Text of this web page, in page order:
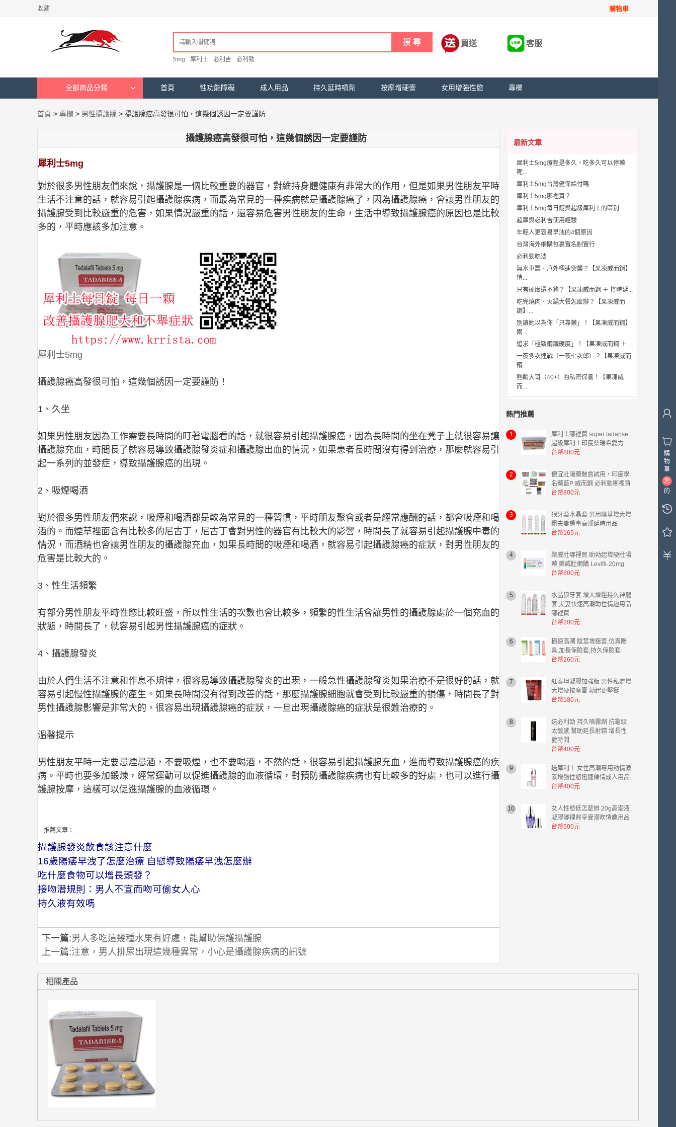
收藏 購物車
5mg 犀利士 必利吉 必利勁
買送 客服
全部商品分類 首頁 性功能障礙 成人用品 持久延時噴劑 按摩增硬膏 女用增強性慾 專欄
首頁 > 專欄 > 男性攝護腺 > 攝護腺癌高發很可怕，這幾個誘因一定要謹防
攝護腺癌高發很可怕，這幾個誘因一定要謹防
犀利士5mg
對於很多男性朋友們來說，攝護腺是一個比較重要的器官，對維持身體健康有非常大的作用，但是如果男性朋友平時
生活不注意的話，就容易引起攝護腺疾病，而最為常見的一種疾病就是攝護腺癌了，因為攝護腺癌，會讓男性朋友的
攝護腺受到比較嚴重的危害，如果情況嚴重的話，還容易危害男性朋友的生命，生活中導致攝護腺癌的原因也是比較
多的，平時應該多加注意。
犀利士5mg
攝護腺癌高發很可怕，這幾個誘因一定要謹防！
1、久坐
如果男性朋友因為工作需要長時間的盯著電腦看的話，就很容易引起攝護腺癌，因為長時間的坐在凳子上就很容易讓
攝護腺充血，時間長了就容易導致攝護腺發炎症和攝護腺出血的情況，如果患者長時間沒有得到治療，那麼就容易引
起一系列的並發症，導致攝護腺癌的出現。
2、吸煙喝酒
對於很多男性朋友們來說，吸煙和喝酒都是較為常見的一種習慣，平時朋友聚會或者是經常應酬的話，都會吸煙和喝
酒的。而煙草裡面含有比較多的尼古丁，尼古丁會對男性的器官有比較大的影響，時間長了就容易引起攝護腺中毒的
情況，而酒精也會讓男性朋友的攝護腺充血，如果長時間的吸煙和喝酒，就容易引起攝護腺癌的症狀，對男性朋友的
危害是比較大的。
3、性生活頻繁
有部分男性朋友平時性慾比較旺盛，所以性生活的次數也會比較多，頻繁的性生活會讓男性的攝護腺處於一個充血的
狀態，時間長了，就容易引起男性攝護腺癌的症狀。
4、攝護腺發炎
由於人們生活不注意和作息不規律，很容易導致攝護腺發炎的出現，一般急性攝護腺發炎如果治療不是很好的話，就
容易引起慢性攝護腺的產生。如果長時間沒有得到改善的話，那麼攝護腺細胞就會受到比較嚴重的損傷，時間長了對
男性攝護腺影響是非常大的，很容易出現攝護腺癌的症狀，一旦出現攝護腺癌的症狀是很難治療的。
溫馨提示
男性朋友平時一定要忌煙忌酒，不要吸煙，也不要喝酒，不然的話，很容易引起攝護腺充血，進而導致攝護腺癌的疾
病。平時也要多加鍛煉，經常運動可以促進攝護腺的血液循環，對預防攝護腺疾病也有比較多的好處，也可以進行攝
護腺按摩，這樣可以促進攝護腺的血液循環。
推薦文章：
攝護腺發炎飲食該注意什麼
16歲陽痿早洩了怎麼治療 自慰導致陽痿早洩怎麼辦
吃什麼食物可以增長頭發？
接吻潛規則：男人不宣而吻可偷女人心
持久液有效嗎
下一篇:男人多吃這幾種水果有好處，能幫助保護攝護腺
上一篇:注意，男人排尿出現這幾種異常，小心是攝護腺疾病的訊號
最新文章
犀利士5mg療程是多久，吃多久可以停藥
呢...
犀利士5mg台灣健保給付嗎
犀利士5mg哪裡買？
犀利士5mg每日錠與超級犀利士的區別
超犀與必利吉使用經驗
年輕人更容易早洩的4個原因
台灣海外網購包裹實名制實行
必利勁吃法
無水車震、戶外極速突襲？【果凍威而鋼】
情...
只有硬度還不夠？【果凍威而鋼 ＋ 控時延...
吃完燒肉、火鍋大餐怎麼辦？【果凍威而
鋼】...
別讓她以為你「只靠藥」！【果凍威而鋼】
兩...
追求「極致鋼鐵硬度」！【果凍威而鋼 ＋ ...
一夜多次連戰（一夜七次郎）？【果凍威而
鋼...
熟齡大哥（40+）的私密保養！【果凍威
而...
熱門推薦
1
犀利士哪裡買 super tadarise
超級犀利士印度桑瑞希愛力
台幣800元
2
便宜壯陽藥散賣試用，印度學
名藥藍P 威而鋼 必利勁哪裡買
台幣800元
3
狼牙套水晶套 男用陰莖增大增
粗夫妻房事高潮延時用品
台幣165元
4
樂威壯哪裡買 助勃起增硬壯陽
藥 樂威壯網購 Levifil-20mg
台幣800元
5
水晶狼牙套 增大增粗持久神龍
套 夫妻快速高潮助性情趣用品
哪裡買
台幣200元
6
極速高潮 陰莖增粗套,仿真陽
具,加長保險套,持久保險套
台幣260元
7
紅泰坦凝膠加強版 男性私處增
大增硬按摩膏 勃起更堅挺
台幣180元
8
送必利勁 持久噴霧劑 抗龜頭
太敏感 幫助延長射精 增長性
愛時間
台幣400元
9
送犀利士 女性高潮專用動情激
素增強性慾迅速催情成人用品
台幣400元
10
女人性慾低怎麼辦 20g高潮液
凝膠哪裡買享受潮吹情趣用品
台幣500元
相關產品
購
物
車
您
的
物
中
0
件